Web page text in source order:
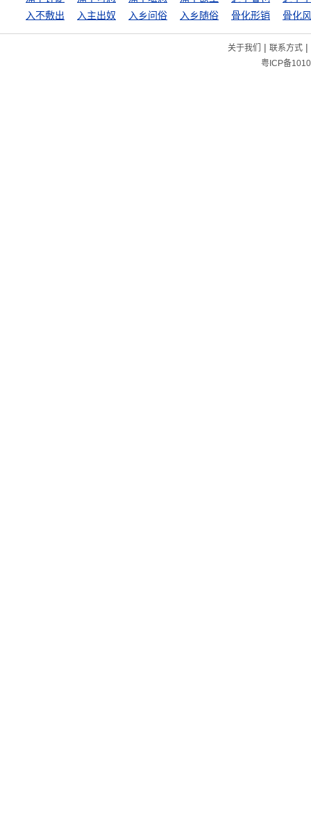
入不敷出
入主出奴 入乡问俗 入乡随俗 骨化形销 骨化
关于我们 | 联系方式|
粤ICP备